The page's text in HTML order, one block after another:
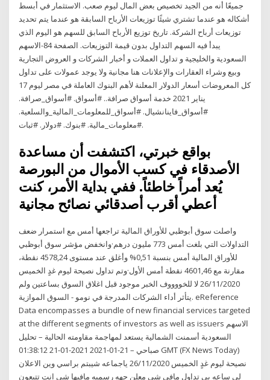
جميعًا أنه من الجيد تخصيص بعض المال ليوم صعب. الاستثمار في أبسط
أشكاله هو عندما تشتري شيئًا توزيعات الأرباح السابقة هو عندما يتم تحديد
توزيعات أرباح الشركة. تاريخ توزيع الأرباح السابق للسهم هو اليوم الذي
يبدأ فيه السهم التداول بدون قيمة التوزيعات. الصفحة 84-الاسهم
السعودية والخليجية و تداول العملات و أخبار الشركات و العروض التجارية
وبيع وشراء العقارات والإعلانات هنا مجانية ولا يوجد عمولات على تداول
كل المعروضات أسعار الدولار المعلنة لأهم البنوك العاملة في مصر ليوم 17
يناير 2021 خدمة أسواق صرافة.. #أسواق. #أسواق_صرافة.
#أسواق_فاينانشيال. #أسواق_للمعلومات_المالية_والسلعية.
#معلومات_مالية. #بنوك. #دولار. #ثبات.
بواقع خبرتي، اكتشفت أن مساعدة
الأصدقاء في كسب الأموال من البورصة
يُعد أمراً خاطئاً. ففي بداية الأمر، كنت
أعطي أقرب أصدقائي نصائح مجانية
واصلت سوق أبوظبي للأوراق المالية تراجعها أمس مع استمرار ضعف
التداولات التي بلغت أمس 773 مليون درهم·وانخفض مؤشر سوق أبوظبي
للأوراق المالية أمس بنسبة 0,51% وأغلق عند مستوى 4578,24 نقطة،
مقارنة مع 4601,46 نقطة أمس الأول·وتم تداول نصيحة ليوم غدٍ الخميس
26/11/2020 لا للخووووف الخبر موجود قبل اغلاق السوق بساعتين ولم
يتأثر أداء الشركات المدرجة في نومو - السوق الموازية. eReference
Data encompasses a bundle of new financial services targeted
at the different segments of investors as well as issuers الاسهم
السعودية أسمنت الشمالية يستعد لمهاجمة مقاومته الحالية – تحليل
صباحي – 21-01-2021 2021-01-21 01:38:12 GMT (FX News Today)
نصيحة ليوم غدٍ الخميس 26/11/2020 ياجماعه شيبتم براسي وين الاعلان
لى ساعه بي تداول مافي شي معلن جهه رسميه مافيها شي انت تتبعون